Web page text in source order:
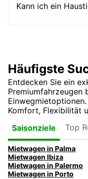
Kann ich ein
Häufigste
Entdecken Sie ein
Komfort, Flexibilität
Saisonziele
Top
Mietwagen in Palma
Mietwagen Ibiza
Mietwagen in Palermo
Mietwagen in Porto